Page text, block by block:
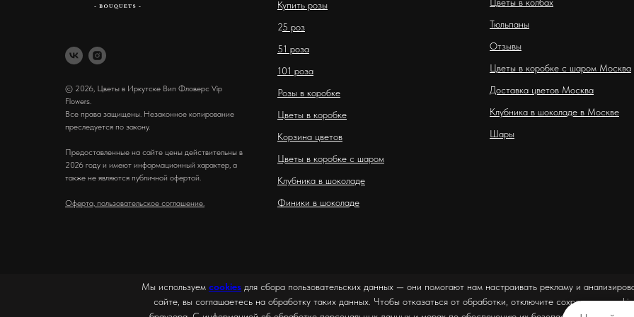
© 2026, Цветы в Иркутске Вип Фловерс Vip
Flowers.
Все права защищены. Незаконное копирование
преследуется по закону.
Предоставленные на сайте цены действительны в
2026 году и имеют информационный характер, а
также не являются публичной офертой.
Оферта, пользовательское соглашение.
Купить розы
25 роз
51 роза
101 роза
Розы в коробке
Цветы в коробке
Корзина цветов
Цветы в коробке с шаром
Клубника в шоколаде
Финики в шоколаде
Тюльпаны
Отзывы
Цветы в коробке с шаром Москва
Доставка цветов Москва
Клубника в шоколаде в Москве
Шары
Мы используем cookies для сбора пользовательских данных — они помогают нам настраивать рекламу и
сайте, вы соглашаетесь на обработку таких данных. Чтобы отказаться от обработки, отключите сохранение